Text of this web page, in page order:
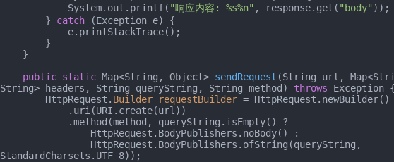
            System.out.printf(
"响应内容: %s%n" , response.get( "body" ));
        }
catch (Exception e) {
public static Map<String, Object> sendRequest (String url,
String> headers, String queryString, String method)
throws Exception {
        HttpRequest.
Builder requestBuilder = HttpRequest.newBuilder()
StandardCharsets.UTF_8));